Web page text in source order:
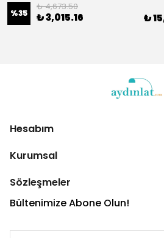
%35
₺ 4,673.50
₺ 3,015.16 ₺
Hesabım
Kurumsal
Sözleşmeler
Bültenimize Abone Olun!